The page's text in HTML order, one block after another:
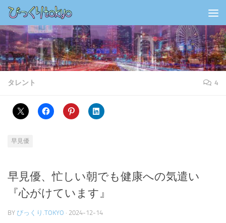
コンテンツの下
タレント 4
早見優
早見優、忙しい朝でも健康への気遣い
『心がけています』
BY びっくり.TOKYO · 2024-12-14